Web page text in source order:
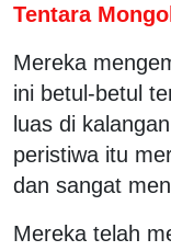
Tentara
Mereka
ini betul-betul
luas di
peristiwa itu
dan sangat
Mereka telah